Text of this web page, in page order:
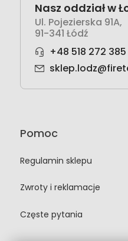
Nasz oddział w
Ul. Pojezierska 91A,
91-341 Łódź
+48 518 272 385
Pomoc
Regulamin sklepu
Zwroty i reklamacje
Częste pytania